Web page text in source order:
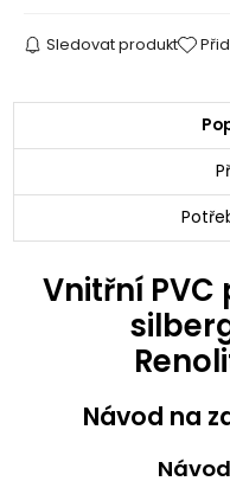
Sledovat produkt
Vnitřní
Návod na